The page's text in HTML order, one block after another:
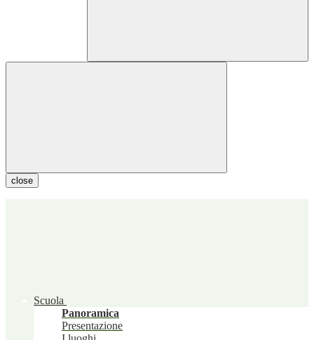
close
Scuola
Panoramica
Presentazione